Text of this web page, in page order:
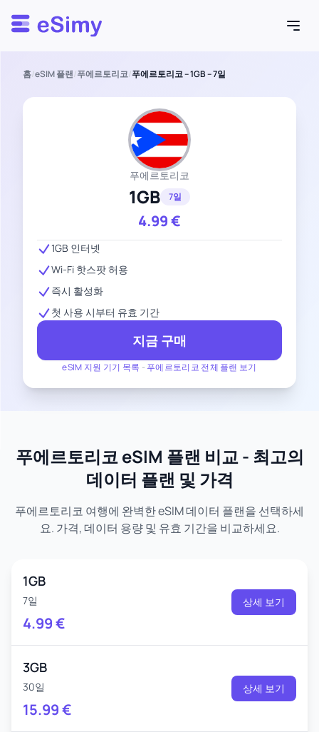
Esimy
홈/eSIM 플랜/푸에르토리코/푸에르토리코 – 1GB – 7일
푸에르토리코
1GB 7일
4.99€
eSIM 지원 기기 목록 - 푸에르토리코 전체 플랜 보기
1GB 인터넷
Wi-Fi 핫스팟 허용
즉시 활성화
첫 사용 시부터 유효 기간
지금 구매
푸에르토리코 eSIM 플랜 비교 - 최고의
데이터 플랜 및 가격
푸에르토리코 여행에 완벽한 eSIM 데이터 플랜을 선택하세
요. 가격, 데이터 용량 및 유효 기간을 비교하세요.
1GB
7일
4.99€
상세 보기
3GB
30일
15.99€
상세 보기